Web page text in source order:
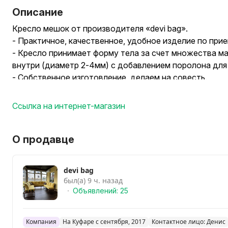
Описание
Кресло мешок от производителя «devi bag».
- Практичное, качественное, удобное изделие по
- Кресло принимает форму тела за счет множества
внутри (диаметр 2-4мм) с добавлением поролона для
- Собственное изготовление, делаем на совесть.
под заказ.
съемный предназначен для нагрузки, изготовлен из
- Используются крепкие нити и двойной шов для
использования. Молния 100 см, чтобы снять и одеть
- Наполнитель: шарики пенопласта с добавлением
м.куб.
свой принт.
Ссылка на интернет-магазин
О продавце
devi bag
был(а) 9 ч. назад
Объявлений: 25
Компания На Куфаре с сентября, 2017 Контактное лицо: Денис